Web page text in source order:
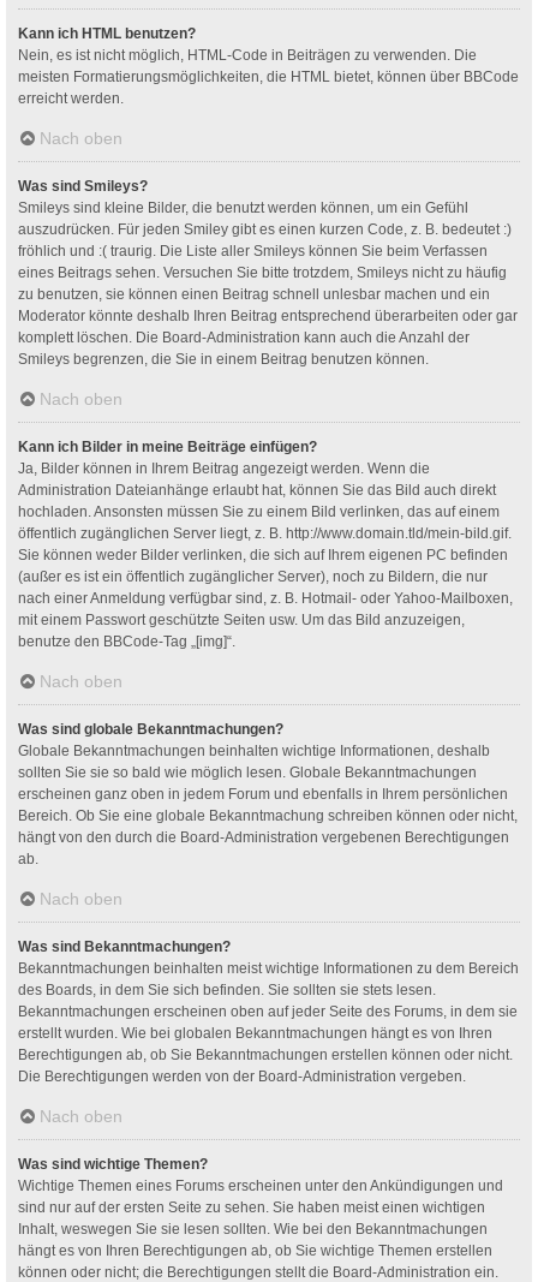
Kann ich HTML benutzen?
Nein, es ist nicht möglich, HTML-Code in Beiträgen zu verwenden. Die
meisten Formatierungsmöglichkeiten, die HTML bietet, können über BBCode
erreicht werden.
Nach oben
Was sind Smileys?
Smileys sind kleine Bilder, die benutzt werden können, um ein Gefühl
auszudrücken. Für jeden Smiley gibt es einen kurzen Code, z. B. bedeutet :)
fröhlich und :( traurig. Die Liste aller Smileys können Sie beim Verfassen
eines Beitrags sehen. Versuchen Sie bitte trotzdem, Smileys nicht zu häufig
zu benutzen, sie können einen Beitrag schnell unlesbar machen und ein
Moderator könnte deshalb Ihren Beitrag entsprechend überarbeiten oder gar
komplett löschen. Die Board-Administration kann auch die Anzahl der
Smileys begrenzen, die Sie in einem Beitrag benutzen können.
Nach oben
Kann ich Bilder in meine Beiträge einfügen?
Ja, Bilder können in Ihrem Beitrag angezeigt werden. Wenn die
Administration Dateianhänge erlaubt hat, können Sie das Bild auch direkt
hochladen. Ansonsten müssen Sie zu einem Bild verlinken, das auf einem
öffentlich zugänglichen Server liegt, z. B. http://www.domain.tld/mein-bild.gif.
Sie können weder Bilder verlinken, die sich auf Ihrem eigenen PC befinden
(außer es ist ein öffentlich zugänglicher Server), noch zu Bildern, die nur
nach einer Anmeldung verfügbar sind, z. B. Hotmail- oder Yahoo-Mailboxen,
mit einem Passwort geschützte Seiten usw. Um das Bild anzuzeigen,
benutze den BBCode-Tag „[img]“.
Nach oben
Was sind globale Bekanntmachungen?
Globale Bekanntmachungen beinhalten wichtige Informationen, deshalb
sollten Sie sie so bald wie möglich lesen. Globale Bekanntmachungen
erscheinen ganz oben in jedem Forum und ebenfalls in Ihrem persönlichen
Bereich. Ob Sie eine globale Bekanntmachung schreiben können oder nicht,
hängt von den durch die Board-Administration vergebenen Berechtigungen
ab.
Nach oben
Was sind Bekanntmachungen?
Bekanntmachungen beinhalten meist wichtige Informationen zu dem Bereich
des Boards, in dem Sie sich befinden. Sie sollten sie stets lesen.
Bekanntmachungen erscheinen oben auf jeder Seite des Forums, in dem sie
erstellt wurden. Wie bei globalen Bekanntmachungen hängt es von Ihren
Berechtigungen ab, ob Sie Bekanntmachungen erstellen können oder nicht.
Die Berechtigungen werden von der Board-Administration vergeben.
Nach oben
Was sind wichtige Themen?
Wichtige Themen eines Forums erscheinen unter den Ankündigungen und
sind nur auf der ersten Seite zu sehen. Sie haben meist einen wichtigen
Inhalt, weswegen Sie sie lesen sollten. Wie bei den Bekanntmachungen
hängt es von Ihren Berechtigungen ab, ob Sie wichtige Themen erstellen
können oder nicht; die Berechtigungen stellt die Board-Administration ein.